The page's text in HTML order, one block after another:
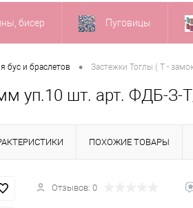
бисер Пуговицы
бус и браслетов • Застежки Тоглы ( Т -
уп.10 шт. арт. ФДБ-З-
ПОХОЖИЕ ТОВАРЫ
Отзывов: 0